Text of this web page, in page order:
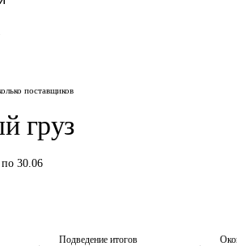
поставщиков
груз
30.06
Подведение итогов